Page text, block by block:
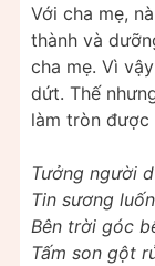
Với cha mẹ,
thành và
cha mẹ. Vì
dứt. Thế
làm tròn được
Tưởng người
Tin sương
Bên trời góc
Tấm son gột